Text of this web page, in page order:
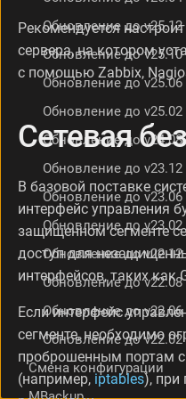
т
о
с
Л
о
г
Н
а
т
р
о
й
к
Рекомендуется
сервера, на котором
с помощью Zabbix,
Сетевая
В базовой поставке
интерфейс управления
защищенном сегменте
доступ для
интерфейсов, таких как
Если интерфейс
сегменте, необходимо
проброшенным портам
(например, iptables), при
Обновление до v25.12
Обновление до v25.10
Обновление до v25.06
Обновление до v25.02
Обновление до v24.08
Обновление до v23.12
Обновление до v23.06
Обновление до v23.02
Обновление до v22.12
Обновление до v22.08
Обновление до v22.06
Обновление до v22.02
Смена конфигурации